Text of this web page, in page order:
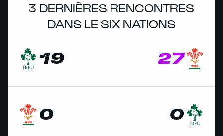
3 DERNIÈRES RENCONTRES
DANS LE SIX NATIONS
19 27
0 0